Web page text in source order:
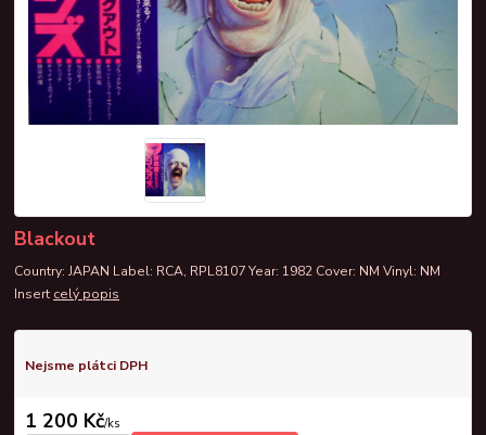
Blackout
Country: JAPAN Label: RCA, RPL8107 Year: 1982 Cover: NM Vinyl: NM
Insert celý popis
Nejsme plátci DPH
1 200 Kč/ks